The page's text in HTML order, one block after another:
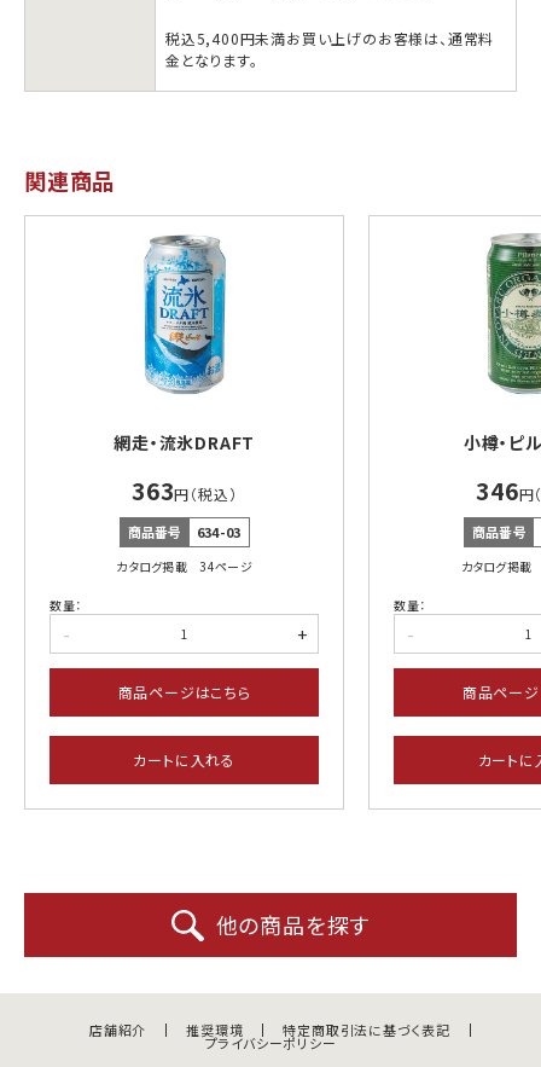
税込5,400円未満お買い上げのお客様は、通常料
金となります。
関連商品
網走・流氷DRAFT
363円（税込）
商品番号 634-03
カタログ掲載 34ページ
数量：
- +
商品ページはこちら
カートに入れる
小樽・ピ
346円
商品番号
カタログ掲
数量：
-
商品ページ
カートに
他の商品を探す
店舗紹介 推奨環境 特定商取引法に基づく表記
プライバシーポリシー